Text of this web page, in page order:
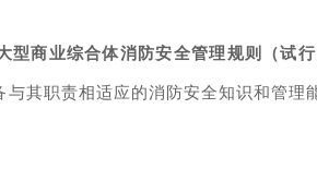
大型商业综合体消防安全管理规则（试
与其职责相适应的消防安全知识和管